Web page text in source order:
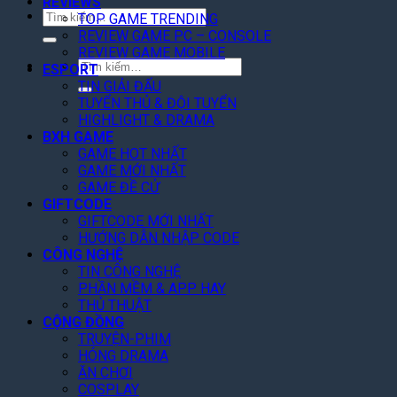
Tìm
kiếm:
Tìm
kiếm:
TOP GAME TRENDING
REVIEW GAME PC – CONSOLE
REVIEW GAME MOBILE
ESPORT
TIN GIẢI ĐẤU
TUYỂN THỦ & ĐỘI TUYỂN
HIGHLIGHT & DRAMA
BXH GAME
GAME HOT NHẤT
GAME MỚI NHẤT
GAME ĐỀ CỬ
GIFTCODE
GIFTCODE MỚI NHẤT
HƯỚNG DẪN NHẬP CODE
CÔNG NGHỆ
TIN CÔNG NGHỆ
PHẦN MỀM & APP HAY
THỦ THUẬT
CỘNG ĐỒNG
TRUYỆN-PHIM
HÓNG DRAMA
ĂN CHƠI
COSPLAY